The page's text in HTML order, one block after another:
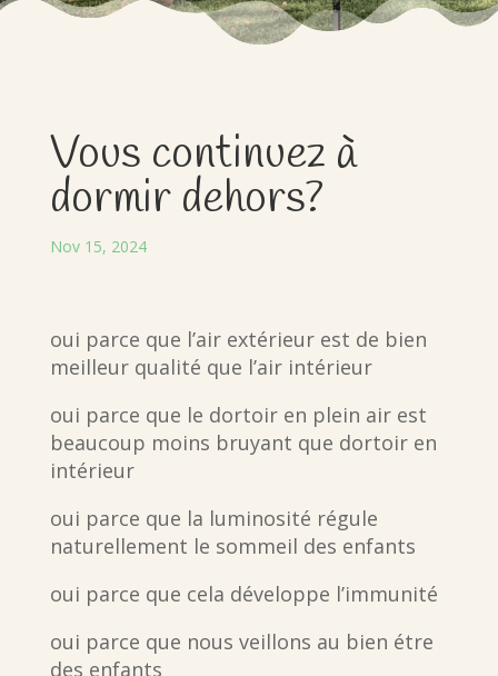
Vous continuez à
dormir dehors?
Nov 15, 2024
oui parce que l’air extérieur est de bien
meilleur qualité que l’air intérieur
oui parce que le dortoir en plein air est
beaucoup moins bruyant que dortoir en
intérieur
oui parce que la luminosité régule
naturellement le sommeil des enfants
oui parce que cela développe l’immunité
oui parce que nous veillons au bien étre
des enfants